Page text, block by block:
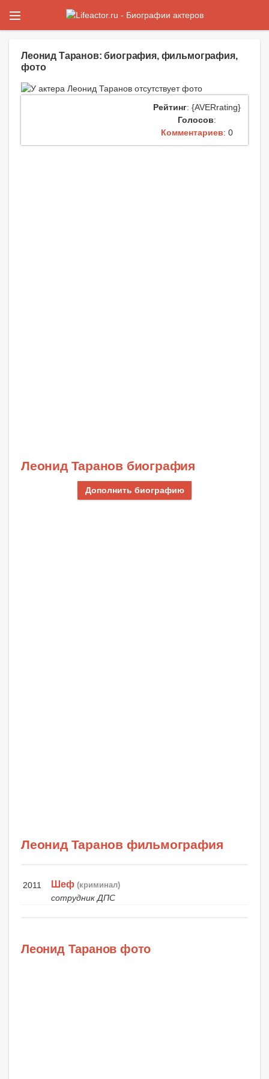
Леонид Таранов: биография, фильмография,
фото
Рейтинг: {AVERrating}
Голосов:
Комментариев: 0
Леонид Таранов биография
Дополнить биографию
Леонид Таранов фильмография
2011 Шеф (криминал)
сотрудник ДПС
Леонид Таранов фото